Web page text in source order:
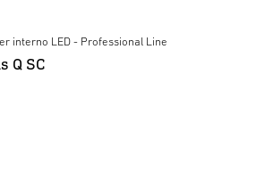
interno LED - Professional Line
Q SC